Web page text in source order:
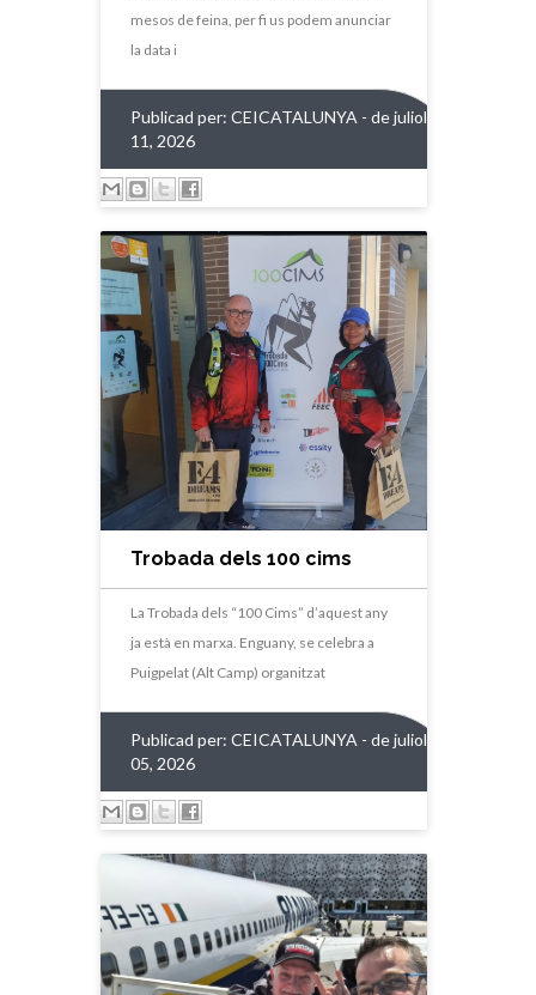
mesos de feina, per fi us podem anunciar
la data i
Publicad per: CEICATALUNYA - de juliol
11, 2026
Trobada dels 100 cims
2026
La Trobada dels “100 Cims” d’aquest any
ja està en marxa. Enguany, se celebra a
Puigpelat (Alt Camp) organitzat
Publicad per: CEICATALUNYA - de juliol
05, 2026